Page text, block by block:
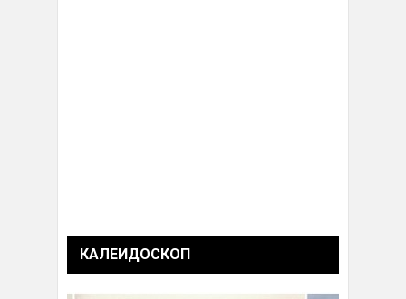
КАЛЕИДОСКОП